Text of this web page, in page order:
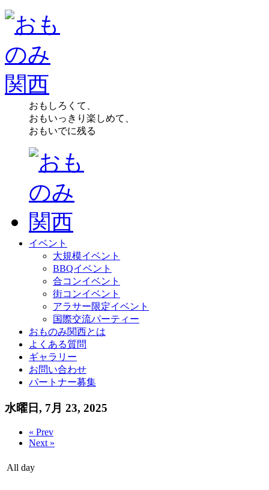
おもしろくて、
おもいっきり楽しめて、
おもいでに残る
イベント
大規模イベント
BBQイベント
合コンイベント
街コンイベント
アラサー限定イベント
国際交流パーティー
おものみ関西とは
よくある質問
ギャラリー
お問い合わせ
パートナー募集
水曜日, 7月 23, 2025
« Prev
Next »
All day